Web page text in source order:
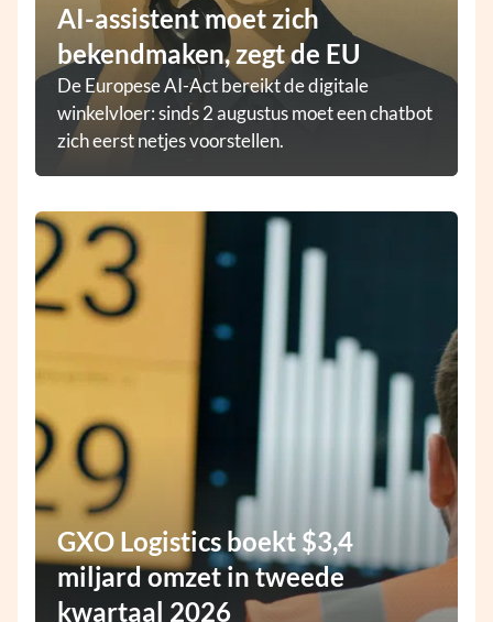
AI-assistent moet zich
bekendmaken, zegt de EU
De Europese AI-Act bereikt de digitale
winkelvloer: sinds 2 augustus moet een chatbot
zich eerst netjes voorstellen.
GXO Logistics boekt $3,4
miljard omzet in tweede
kwartaal 2026